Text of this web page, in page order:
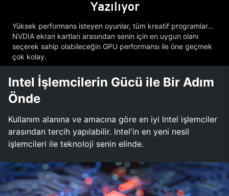
Yazılıyor
Yüksek performans isteyen oyunlar, tüm kreatif programlar...
NVDIA ekran kartları arasından senin için en uygun olanı
seçerek sahip olabileceğin GPU performansı ile öne geçmek
çok kolay.
Intel İşlemcilerin Gücü ile Bir Adım
Önde
Kullanım alanına ve amacına göre en iyi Intel işlemciler
arasından tercih yapılabilir. Intel'in en yeni nesil
işlemcileri ile teknoloji senin elinde.